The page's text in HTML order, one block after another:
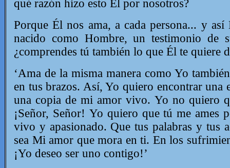
qué razón hizo esto Él por nosotros?
Porque Él nos ama, a cada persona... y
nacido como Hombre, un testimonio de
¿comprendes tú también lo que Él te quiere
‘Ama de la misma manera como Yo
en tus brazos. Así, Yo quiero encontrar
una copia de mi amor vivo. Yo no quiero
¡Señor, Señor! Yo quiero que tú me ames
vivo y apasionado. Que tus palabras y tus
sea Mi amor que mora en ti. En los
¡Yo deseo ser uno contigo!’